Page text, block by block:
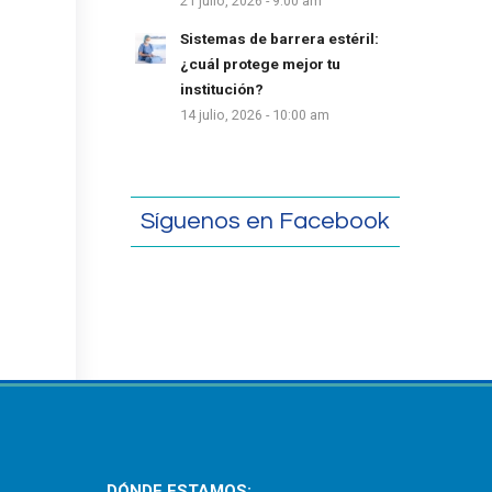
Sistemas de barrera estéril:
¿cuál protege mejor tu
institución?
14 julio, 2026 - 10:00 am
Síguenos en Facebook